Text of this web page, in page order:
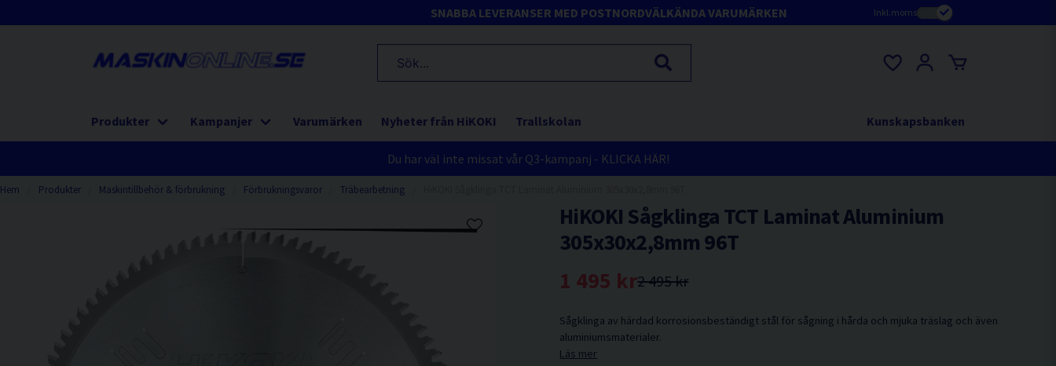
SNABBA LEVERANSER MED POSTNORDVÄLKÄNDA VARUMÄRKEN Inkl.moms
Produkter Kampanjer Varumärken Nyheter från HiKOKI Trallskolan Kunskapsbanken
Du har väl inte missat vår Q3-kampanj - KLICKA HÄR!
Hem Produkter Maskintillbehör & förbrukning Förbrukningsvaror Träbearbetning
HiKOKI Sågklinga TCT Laminat Aluminium
305x30x2,8mm 96T
2 495 kr
1 495 kr
Sågklinga av härdad korrosionsbeständigt stål för sågning i hårda och mjuka träslag och även
aluminiumsmaterialer.
Läs mer